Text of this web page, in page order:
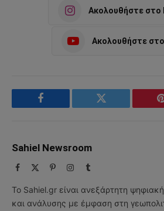
Ακολουθήστε στο
Ακολουθήστε
Facebook Twitter
Sahiel Newsroom
Facebook PinterestInstagram
Tumblr
Το Sahiel.gr είναι ανεξάρτητη
και ανάλυσης με έμφαση στη